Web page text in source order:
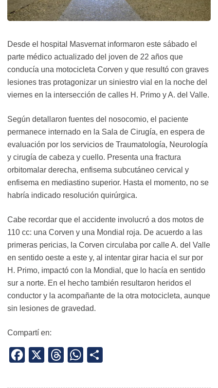
Desde el hospital Masvernat informaron este sábado el
parte médico actualizado del joven de 22 años que
conducía una motocicleta Corven y que resultó con graves
lesiones tras protagonizar un siniestro vial en la noche del
viernes en la intersección de calles H. Primo y A. del Valle.
Según detallaron fuentes del nosocomio, el paciente
permanece internado en la Sala de Cirugía, en espera de
evaluación por los servicios de Traumatología, Neurología
y cirugía de cabeza y cuello. Presenta una fractura
orbitomalar derecha, enfisema subcutáneo cervical y
enfisema en mediastino superior. Hasta el momento, no se
habría indicado resolución quirúrgica.
Cabe recordar que el accidente involucró a dos motos de
110 cc: una Corven y una Mondial roja. De acuerdo a las
primeras pericias, la Corven circulaba por calle A. del Valle
en sentido oeste a este y, al intentar girar hacia el sur por
H. Primo, impactó con la Mondial, que lo hacía en sentido
sur a norte. En el hecho también resultaron heridos el
conductor y la acompañante de la otra motocicleta, aunque
sin lesiones de gravedad.
Compartí en:
Facebook
X Threads
WhatsApp